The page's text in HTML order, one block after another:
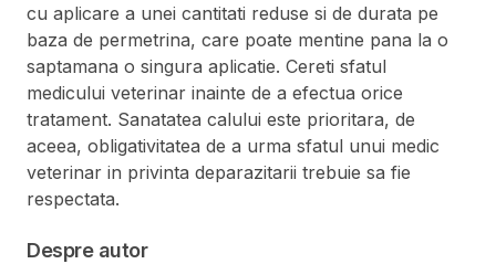
cu aplicare a unei cantitati reduse si de durata pe
baza de permetrina, care poate mentine pana la o
saptamana o singura aplicatie. Cereti sfatul
medicului veterinar inainte de a efectua orice
tratament. Sanatatea calului este prioritara, de
aceea, obligativitatea de a urma sfatul unui medic
veterinar in privinta deparazitarii trebuie sa fie
respectata.
Despre autor